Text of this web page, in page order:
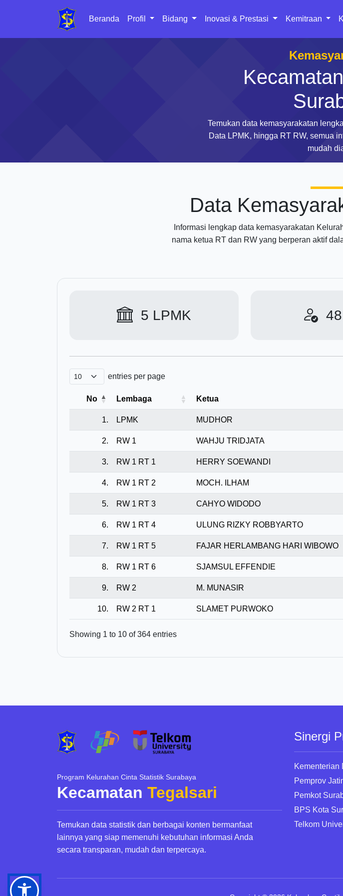
Beranda Profil Bidang Inovasi & Prestasi Kemitraan
Temukan data kemasyarakatan
Data LPMK, hingga RT RW, semua
mudah
Data
Informasi lengkap data kemasyarakatan
nama ketua RT dan RW yang berperan aktif
5 LPMK 48
entries per page
No Lembaga Ketua
1. LPMK MUDHOR
2. RW 1 WAHJU TRIDJATA
3. RW 1 RT 1 HERRY SOEWANDI
4. RW 1 RT 2 MOCH. ILHAM
5. RW 1 RT 3 CAHYO WIDODO
6. RW 1 RT 4 ULUNG RIZKY ROBBYARTO
7. RW 1 RT 5 FAJAR HERLAMBANG HARI WIBOWO
8. RW 1 RT 6 SJAMSUL EFFENDIE
9. RW 2 M. MUNASIR
10. RW 2 RT 1 SLAMET PURWOKO
Showing 1 to 10 of 364 entries
Program Kelurahan Cinta Statistik Surabaya
Kecamatan Tegalsari
Temukan data statistik dan berbagai konten bermanfaat
lainnya yang siap memenuhi kebutuhan informasi Anda
secara transparan, mudah dan terpercaya.
Sinergi
Kementerian
Pemprov
Pemkot
BPS Kota
Telkom